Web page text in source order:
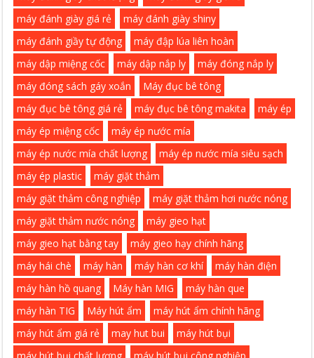
máy đánh giày giá rẻ
máy đánh giày shiny
máy đánh giầy tự động
máy đập lúa liên hoàn
máy dập miệng cốc
máy dập nắp ly
máy đóng nắp ly
máy đóng sách gáy xoắn
Máy đục bê tông
máy đục bê tông giá rẻ
máy đục bê tông makita
máy ép
máy ép miệng cốc
máy ép nước mía
máy ép nước mía chất lượng
máy ép nước mía siêu sạch
máy ép plastic
máy giặt thảm
máy giặt thảm công nghiệp
máy giặt thảm hơi nước nóng
máy giặt thảm nước nóng
máy gieo hạt
máy gieo hạt bằng tay
máy gieo hạy chính hãng
máy hái chè
máy hàn máy hàn cơ khí
máy hàn điện
máy hàn hồ quang
Máy hàn MIG
máy hàn que
máy hàn TIG
Máy hút ẩm
máy hút ẩm chính hãng
máy hút ẩm giá rẻ
may hut bui
máy hút bụi
máy hút bụi chất lượng
máy hút bụi công nghiệp